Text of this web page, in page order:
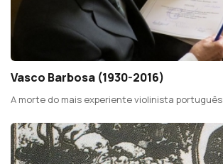
Vasco Barbosa (1930-2016)
A morte do mais experiente violinista português